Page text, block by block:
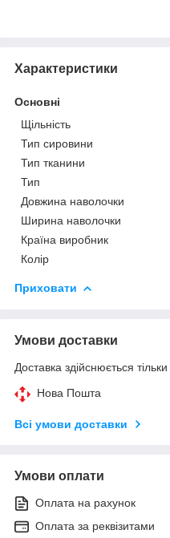
Характеристики
Основні
Щільність
Тип сировини
Тип тканини
Тип
Довжина наволочки
Ширина наволочки
Країна виробник
Колір
Приховати
Умови доставки
Доставка здійснюється
Нова Пошта
Всі умови доставки
Умови оплати
Оплата на рахунок
Оплата за реквізитами